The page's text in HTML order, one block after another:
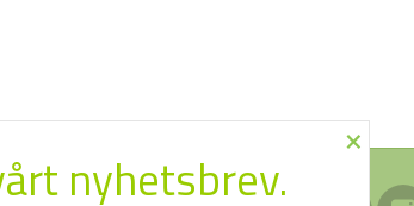
×
nyhetsbrev.